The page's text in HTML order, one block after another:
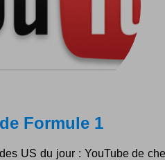
Formule 1
US du jour : YouTube de